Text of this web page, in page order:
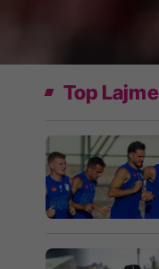
Top Lajme